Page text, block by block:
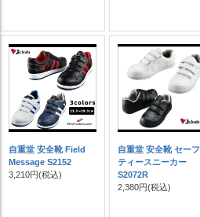
自重堂 安全靴 Field
Message S2152
3,210円(税込)
自重堂 安全靴 セーフ
ティースニーカー
S2072R
2,380円(税込)